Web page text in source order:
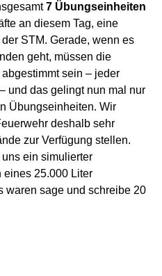
7 Übungseinheiten
an diesem Tag, eine
STM. Gerade, wenn es
geht, müssen die
sein – jeder
und das gelingt nun mal nur
Übungseinheiten. Wir
deshalb sehr
zur Verfügung stellen.
ein simulierter
eines 25.000 Liter
waren sage und schreibe 20